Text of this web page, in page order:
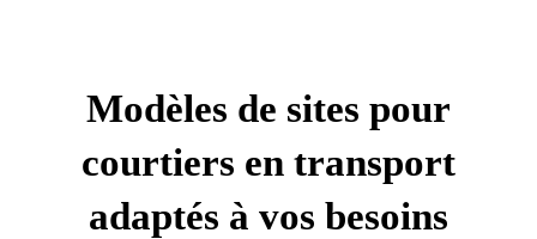
Modèles de sites pour
courtiers en transport
adaptés à vos besoins